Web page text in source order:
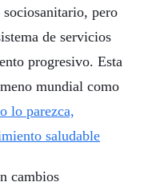
sociosanitario, pero
de servicios
progresivo. Esta
mundial como
lo parezca,
saludable
cambios